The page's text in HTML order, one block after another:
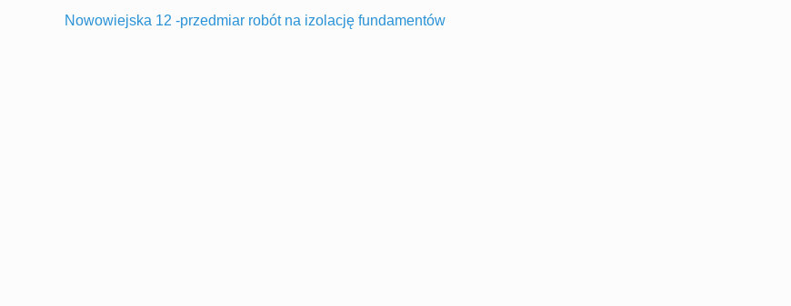
Nowowiejska 12 -przedmiar robót na izolację fundamentów